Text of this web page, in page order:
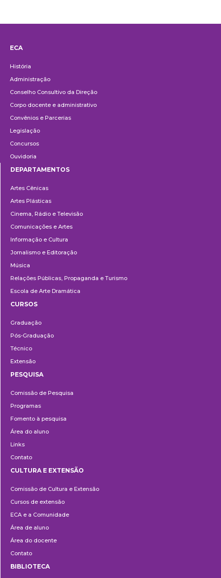
ECA
História
Administração
Conselho Consultivo da Direção
Corpo docente e administrativo
Convênios e Parcerias
Legislação
Concursos
Ouvidoria
DEPARTAMENTOS
Artes Cênicas
Artes Plásticas
Cinema, Rádio e Televisão
Comunicações e Artes
Informação e Cultura
Jornalismo e Editoração
Música
Relações Públicas, Propaganda e Turismo
Escola de Arte Dramática
CURSOS
Graduação
Pós-Graduação
Técnico
Extensão
PESQUISA
Comissão de Pesquisa
Programas
Fomento à pesquisa
Área do aluno
Links
Contato
e
Extensão
CULTURA E EXTENSÃO
Comissão de Cultura e Extensão
Cursos de extensão
ECA e a Comunidade
Área de aluno
Área do docente
Contato
BIBLIOTECA